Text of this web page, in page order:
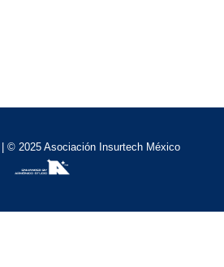
| © 2025 Asociación Insurtech México